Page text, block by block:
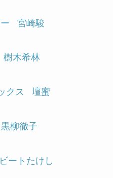
宮崎駿
樹木希林
クス 壇蜜
黒柳徹子
ビートたけし